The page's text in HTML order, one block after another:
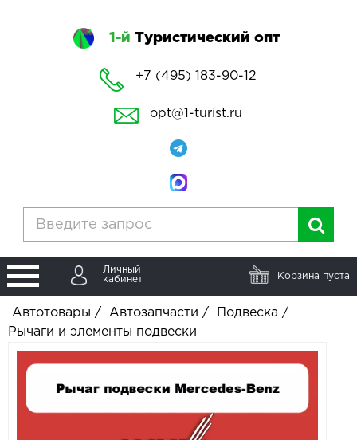
1-й Туристический опт
+7 (495) 183-90-12
opt@1-turist.ru
Личный
кабинет
Корзина пуста
Автотовары / Автозапчасти / Подвеска /
Рычаги и элементы подвески